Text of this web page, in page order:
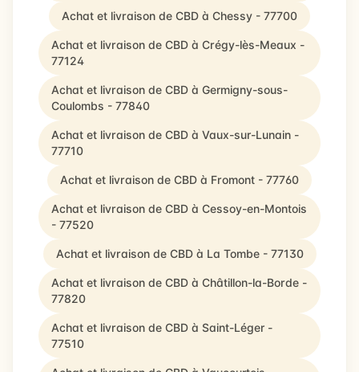
Achat et livraison de CBD à Chessy - 77700
Achat et livraison de CBD à Crégy-lès-Meaux -
77124
Achat et livraison de CBD à Germigny-sous-
Coulombs - 77840
Achat et livraison de CBD à Vaux-sur-Lunain -
77710
Achat et livraison de CBD à Fromont - 77760
Achat et livraison de CBD à Cessoy-en-Montois
- 77520
Achat et livraison de CBD à La Tombe - 77130
Achat et livraison de CBD à Châtillon-la-Borde -
77820
Achat et livraison de CBD à Saint-Léger -
77510